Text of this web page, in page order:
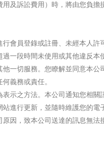
及訴訟費用）時，將由您負擔
會員登錄或註冊、未經本人
一段時間未使用或其他違反
一切服務。您瞭解並同意本
義務或責任。
示之方法。本公司通知您相
進行更新，並隨時維護您的
因，致本公司送達的訊息無法